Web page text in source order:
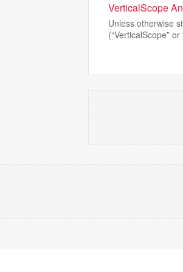
VerticalScope
Unless otherwise
(“VerticalScope” or